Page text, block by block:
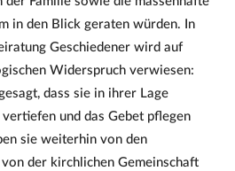
in den Blick geraten würden. In
Geschiedener wird auf
Widerspruch verwiesen:
dass sie in ihrer Lage
und das Gebet pflegen
sie weiterhin von den
der kirchlichen Gemeinschaft